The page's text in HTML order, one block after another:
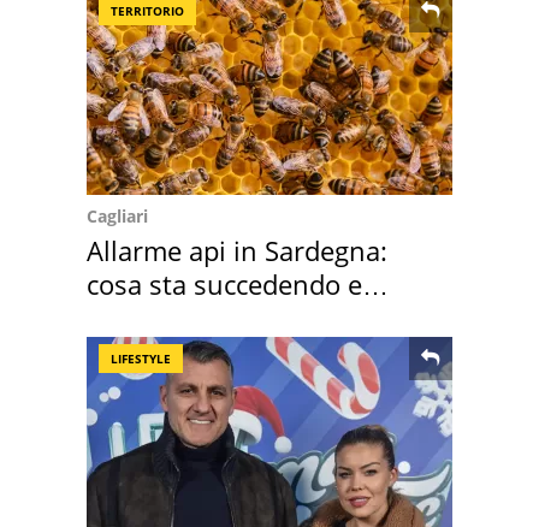
TERRITORIO
Cagliari
Allarme api in Sardegna:
cosa sta succedendo e
LIFESTYLE